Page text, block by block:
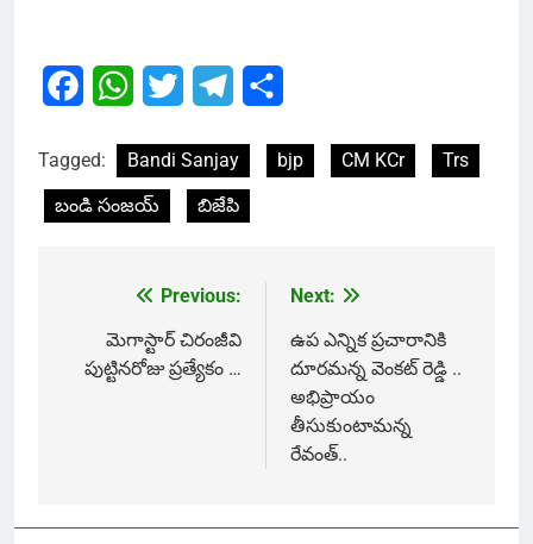
FacebookWhatsApp
Twitter Telegram
Tagged: Bandi Sanjay bjp CM KCr
Trs
బండి సంజయ్
బిజేపి
navigation
Previous:
మెగాస్టార్ చిరంజీవి
పుట్టినరోజు ప్రత్యేకం …
Next:
ఉప ఎన్నిక ప్రచారానికి
దూరమన్న వెంకట్ రెడ్డి ..
అభిప్రాయం
తీసుకుంటామన్న
రేవంత్..